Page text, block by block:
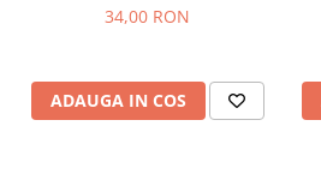
34,00 RON
ADAUGA IN COS